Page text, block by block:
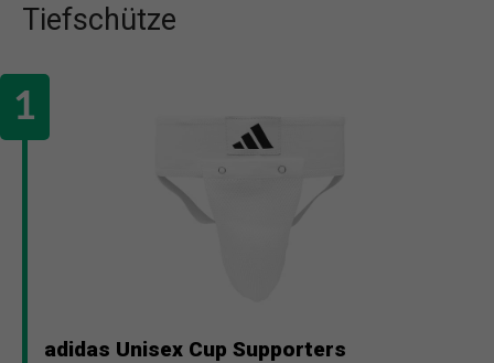
Tiefschütze
adidas Unisex Cup Supporters